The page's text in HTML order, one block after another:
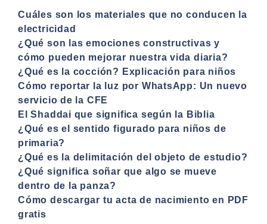
Cuáles son los materiales que no conducen la
electricidad
¿Qué son las emociones constructivas y
cómo pueden mejorar nuestra vida diaria?
¿Qué es la cocción? Explicación para niños
Cómo reportar la luz por WhatsApp: Un nuevo
servicio de la CFE
El Shaddai que significa según la Biblia
¿Qué es el sentido figurado para niños de
primaria?
¿Qué es la delimitación del objeto de estudio?
¿Qué significa soñar que algo se mueve
dentro de la panza?
Cómo descargar tu acta de nacimiento en PDF
gratis